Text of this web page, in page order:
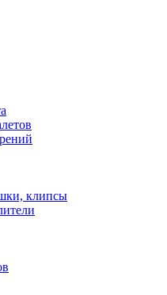
клипсы